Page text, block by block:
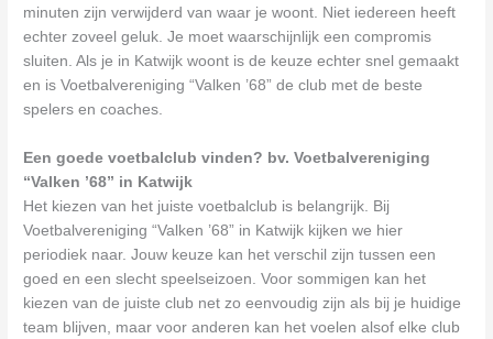
minuten zijn verwijderd van waar je woont. Niet iedereen heeft
echter zoveel geluk. Je moet waarschijnlijk een compromis
sluiten. Als je in Katwijk woont is de keuze echter snel gemaakt
en is Voetbalvereniging “Valken ’68” de club met de beste
spelers en coaches.
Een goede voetbalclub vinden? bv. Voetbalvereniging
“Valken ’68” in Katwijk
Het kiezen van het juiste voetbalclub is belangrijk. Bij
Voetbalvereniging “Valken ’68” in Katwijk kijken we hier
periodiek naar. Jouw keuze kan het verschil zijn tussen een
goed en een slecht speelseizoen. Voor sommigen kan het
kiezen van de juiste club net zo eenvoudig zijn als bij je huidige
team blijven, maar voor anderen kan het voelen alsof elke club